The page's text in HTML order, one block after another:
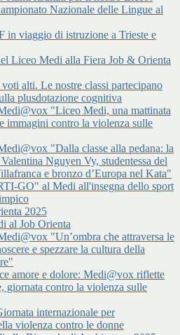
Nazionale delle Lingue al
in viaggio di istruzione a Trieste e
Liceo Medi alla Fiera Job & Orienta
alti. Le nostre classi partecipano
plusdotazione cognitiva
"Liceo Medi, una mattinata
immagini contro la violenza sulle
"Dalla classe alla pedana: la
Nguyen Vy, studentessa del
e bronzo d’Europa nel Kata"
GO" al Medi all'insegna dello sport
2025
al Job Orienta
"Un’ombra che attraversa le
e spezzare la cultura della
amore e dolore: Medi@vox riflette
giornata contro la violenza sulle
internazionale per
violenza contro le donne